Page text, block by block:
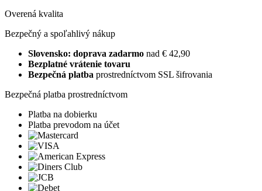
Overená kvalita
Bezpečný a spoľahlivý nákup
Slovensko: doprava zadarmo nad € 42,90
Bezplatné vrátenie tovaru
Bezpečná platba prostredníctvom SSL šifrovania
Bezpečná platba prostredníctvom
Platba na dobierku
Platba prevodom na účet